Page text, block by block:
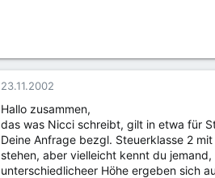
23.11.2002
Hallo zusammen,
das was Nicci schreibt, gilt in etwa für
Deine Anfrage bezgl. Steuerklasse 2
stehen, aber vielleicht kennt du
unterschiedlicheer Höhe ergeben sich